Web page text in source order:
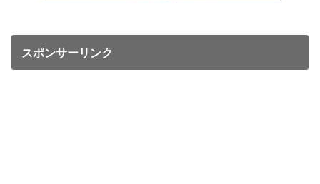
スポンサーリンク